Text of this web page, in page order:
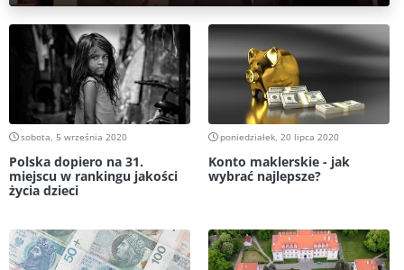
sobota, 5 września 2020
Polska dopiero na 31.
miejscu w rankingu jakości
życia dzieci
poniedziałek, 20 lipca 2020
Konto maklerskie - jak
wybrać najlepsze?